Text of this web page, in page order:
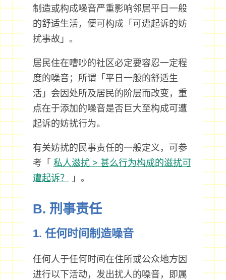
制造或构成噪音严重影响邻居平日一般
的舒适生活，便可构成「可遭起诉的妨
扰事故」。
居民住在嘈吵的社区必定要容忍一定程
度的噪音；所谓「平日一般的舒适生
活」会因处所及居民的阶层而改变，重
点在于添加的噪音是否巨大至构成可遭
起诉的妨扰行为。
有关妨扰的民事责任的一般定义，可参
考「 私人滋扰 > 甚么行为构成的滋扰可
遭起诉？
」。
B. 刑事责任
1. 任何时间制造噪音
任何人于任何时间在住所或公众地方因
进行以下活动，发出扰人的噪音，即属